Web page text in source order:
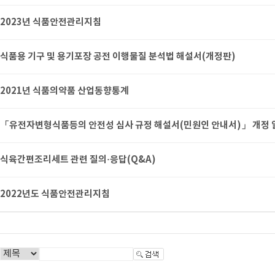
2023년 식품안전관리지침
식품용 기구 및 용기포장 공전 이행물질 분석법 해설서(개정판)
2021년 식품의약품 산업동향통계
「유전자변형식품등의 안전성 심사 규정 해설서(민원인 안내서)」 개정
식육간편조리세트 관련 질의·응답(Q&A)
2022년도 식품안전관리지침